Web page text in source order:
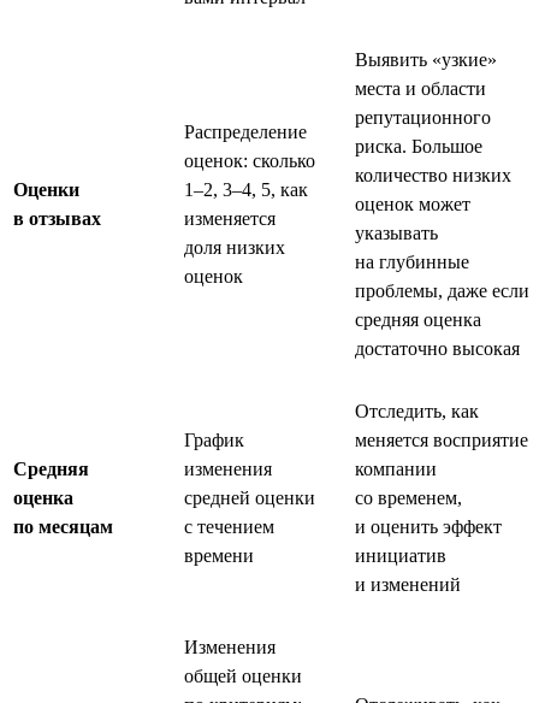
Оценки
в отзывах
Распределение
оценок: сколько
1–2, 3–4, 5, как
изменяется
доля низких
оценок
Выявить «узкие»
места и области
репутационного
риска. Большое
количество низких
оценок может
указывать
на глубинные
проблемы, даже если
средняя оценка
достаточно высокая
Средняя
оценка
по месяцам
График
изменения
средней оценки
с течением
времени
Отследить, как
меняется восприятие
компании
со временем,
и оценить эффект
инициатив
и изменений
Изменения
общей оценки